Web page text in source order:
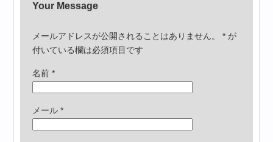
Your Message
メールアドレスが公開されることはありません。 * が
付いている欄は必須項目です
名前*
メール*